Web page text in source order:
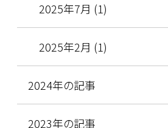
2025年7月 (1)
2025年2月 (1)
2024年の記事
2023年の記事